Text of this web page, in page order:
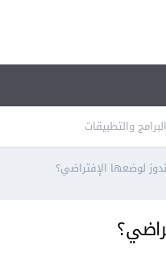
البرامج والتطبيقات
لوضعها الإفتراضي؟